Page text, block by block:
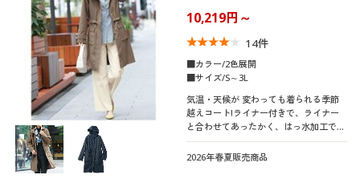
10,219円～
14件
■カラー/2色展開
■サイズ/S～3L
気温・天候が 変わっても着られる季節
越えコート!ライナー付きで、ライナー
と合わせてあったかく、はっ水加工で天
候に左右されず安心です。真冬から春先
まで長く着用できるコートです。
2026年春夏販売商品